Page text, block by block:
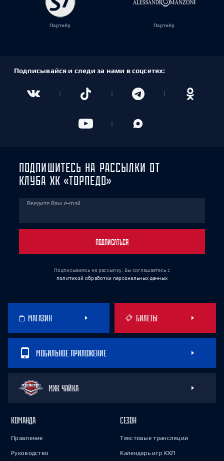
Партнёр Партнёр
Подписывайся и следи за нами в соцсетях:
ПОДПИШИТЕСЬ НА РАССЫЛКИ ОТ
КЛУБА ХК «ТОРПЕДО»
Введите Ваш e-mail
ПОДПИСАТЬСЯ
Подписываясь на рассылку, Вы соглашаетесь с
политикой обработки персональных данных
МАГАЗИН БИЛЕТЫ
МОБИЛЬНОЕ ПРИЛОЖЕНИЕ
МХК ЧАЙКА
КОМАНДА
Правление
Руководство
СЕЗОН
Текстовые трансляции
Календарь игр КХЛ